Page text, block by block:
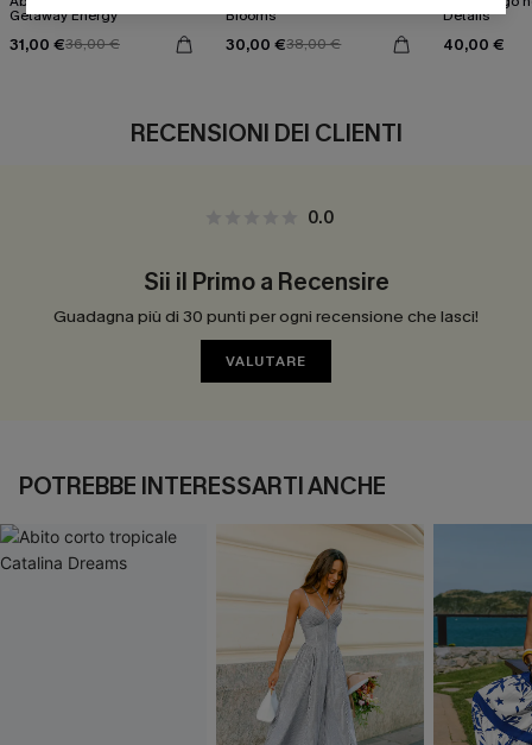
Getaway Energy
31,00 €36,00 €
Blooms"
30,00 €38,00 €
Details
40,00 €
RECENSIONI DEI CLIENTI
0.0
Sii il Primo a Recensire
Guadagna più di 30 punti per ogni recensione che lasci!
VALUTARE
POTREBBE INTERESSARTI ANCHE